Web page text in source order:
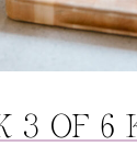
3 OF 6